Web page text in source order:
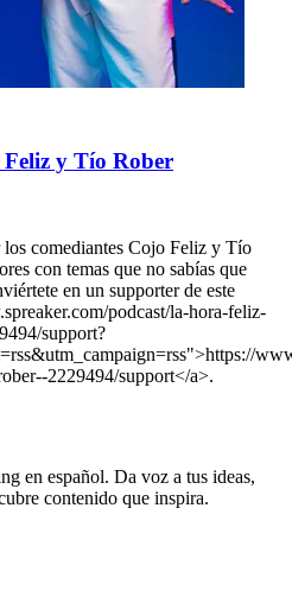
y Tío Rober
comediantes Cojo Feliz y Tío
con temas que no sabías que
en un supporter de este
podcast/la-hora-feliz-
support?
2229494/support</a>.
en español. Da voz a tus ideas,
contenido que inspira.